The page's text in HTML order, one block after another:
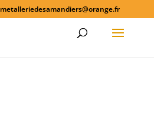
metalleriedesamandiers@orange.fr